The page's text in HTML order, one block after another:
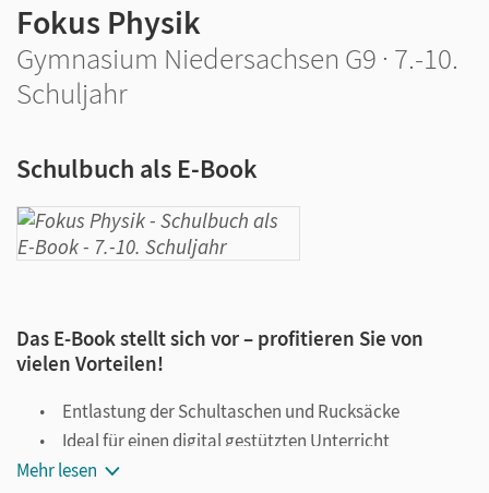
Fokus Physik
Gymnasium Niedersachsen G9 · 7.-10.
Schuljahr
Schulbuch als E-Book
Das E-Book stellt sich vor – profitieren Sie von
vielen Vorteilen!
Entlastung der Schultaschen und Rucksäcke
Ideal für einen digital gestützten Unterricht
Notiz- und Markierungsmöglichkeit
Mehr lesen